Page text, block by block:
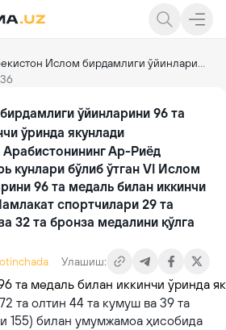
Ислом бирдамлиги ўйинларини 96 та медаль билан иккинчи ўринда якунлади
ўйинларини 96 та
ўринда якунлади
Арабистонининг Ар-Риёд
кунлари бўлиб ўтган VI Ислом
96 та медаль билан иккинчи
спортчилари 29 та
32 та бронза медалини қўлга
Улашиш:
та олтин 44 та кумуш ва 39 та
155) билан умумжамоа ҳисобида